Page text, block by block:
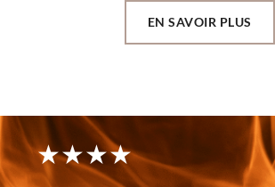
EN SAVOIR PLUS
★★★★